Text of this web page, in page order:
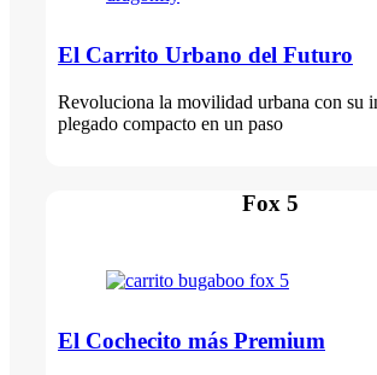
El Carrito Urbano del Futuro
Revoluciona la movilidad urbana con su
plegado compacto en un paso
Fox 5
El Cochecito más Premium